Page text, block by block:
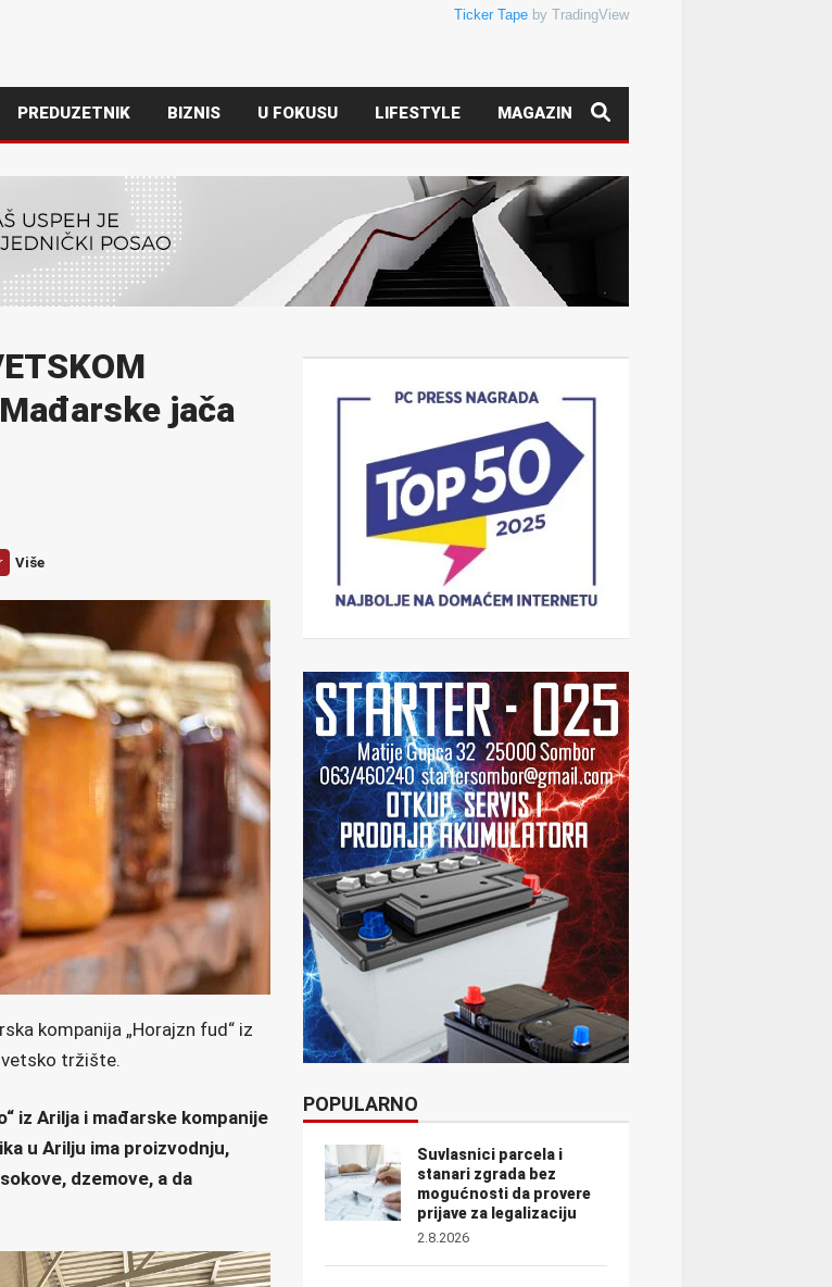
Ticker Tape by TradingView
PREDUZETNIK BIZNIS U FOKUSU LIFESTYLE MAGAZIN
jača
Više
kompanija „Horajzn fud“ iz
tržište.
iz Arilja i mađarske kompanije
u Arilju ima proizvodnju,
dzemove, a da
POPULARNO
Suvlasnici parcela i
stanari zgrada bez
mogućnosti da provere
prijave za legalizaciju
2.8.2026